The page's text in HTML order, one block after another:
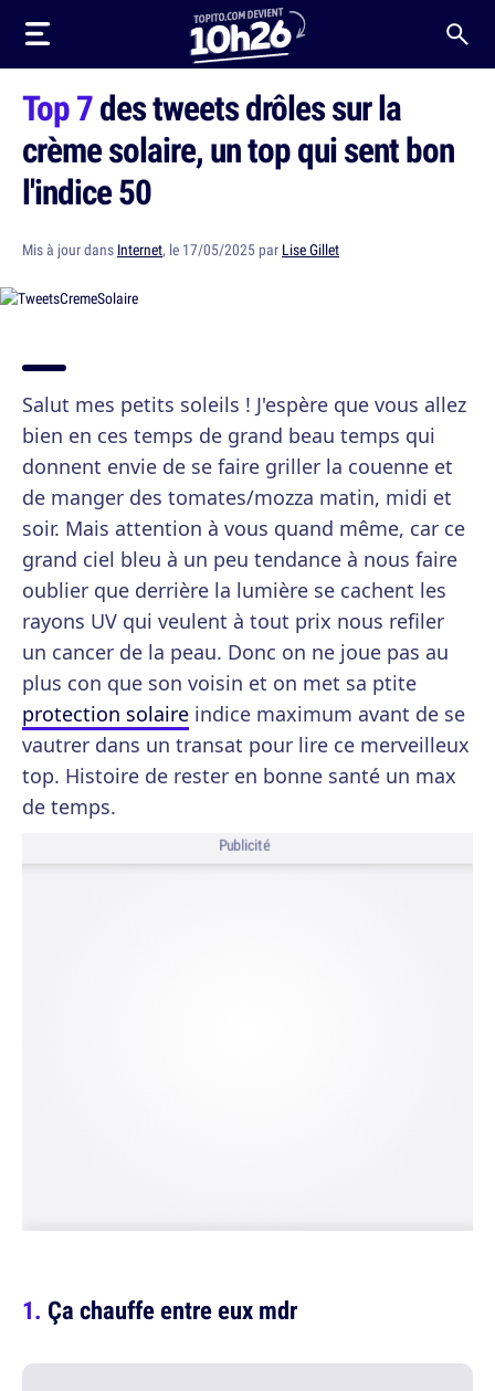
Top 7des tweets drôles sur la
crème solaire, un top qui sent bon
l'indice 50
Mis à jour dans Internet, le 17/05/2025 par Lise Gillet
Salut mes petits soleils ! J'espère que vous allez
bien en ces temps de grand beau temps qui
donnent envie de se faire griller la couenne et
de manger des tomates/mozza matin, midi et
soir. Mais attention à vous quand même, car ce
grand ciel bleu à un peu tendance à nous faire
oublier que derrière la lumière se cachent les
rayons UV qui veulent à tout prix nous refiler
un cancer de la peau. Donc on ne joue pas au
plus con que son voisin et on met sa ptite
protection solaire indice maximum avant de se
vautrer dans un transat pour lire ce merveilleux
top. Histoire de rester en bonne santé un max
de temps.
Publicité
Ça chauffe entre eux mdr